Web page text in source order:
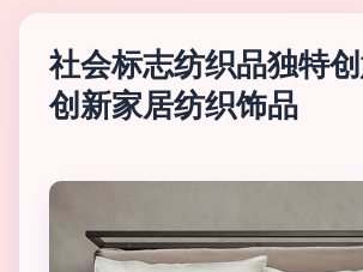
社会标志纺织品独特
创新家居纺织饰品